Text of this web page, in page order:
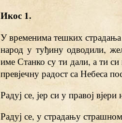
Икос 1.
У временима тешких
народ у туђину одводили,
име Станко су ти дали, а ти
превјечну радост са Небеса
Радуј се, јер си у правој
Радуј се, у страдању